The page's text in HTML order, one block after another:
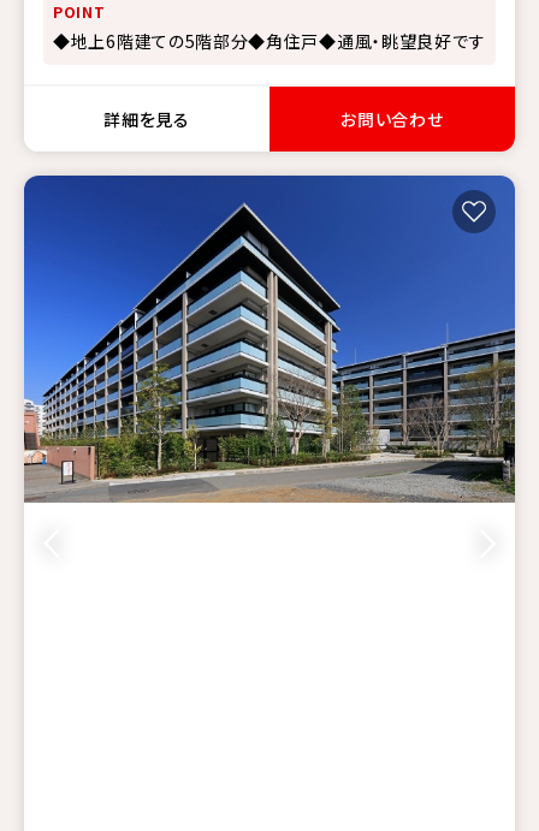
POINT
◆地上6階建ての5階部分◆角住戸◆通風・眺望良好です
詳細を見る お問い合わせ